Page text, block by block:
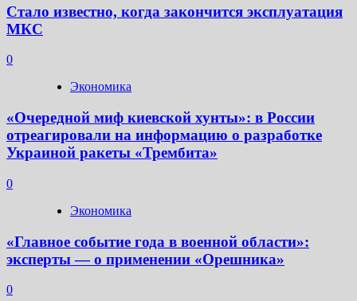
Стало известно, когда закончится эксплуатация
МКС
0
Экономика
«Очередной миф киевской хунты»: в России
отреагировали на информацию о разработке
Украиной ракеты «Трембита»
0
Экономика
«Главное событие года в военной области»:
эксперты — о применении «Орешника»
0